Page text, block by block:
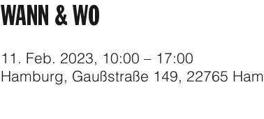
WANN & WO
11. Feb. 2023, 10:00 – 17:00
Hamburg, Gaußstraße 149, 22765